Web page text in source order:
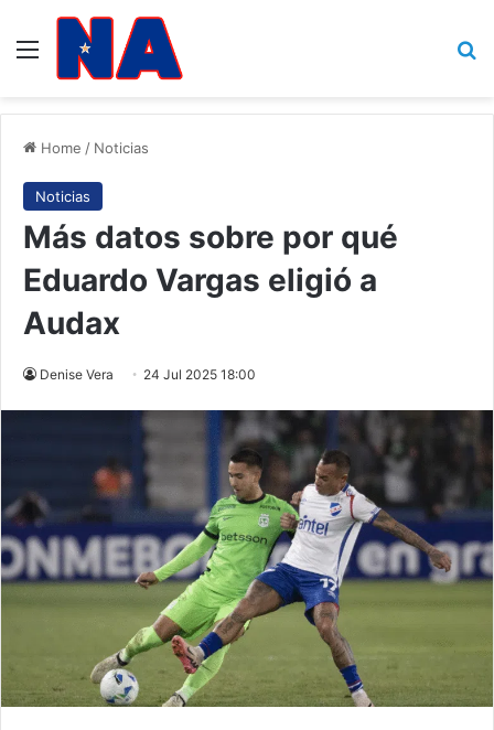
Menu
Home / Noticias
Noticias
Más datos sobre por qué
Eduardo Vargas eligió a
Audax
Denise Vera 24 Jul 2025 18:00